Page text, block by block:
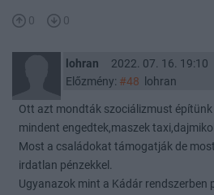
0 0
lohran
2022. 07. 16. 19:10
Előzmény: #48 lohran
Ott azt mondták szociálizmust építünk
mindent engedtek,maszek
Most a családokat támogatják de
irdatlan pénzekkel.
Ugyanazok mint a Kádár rendszerben